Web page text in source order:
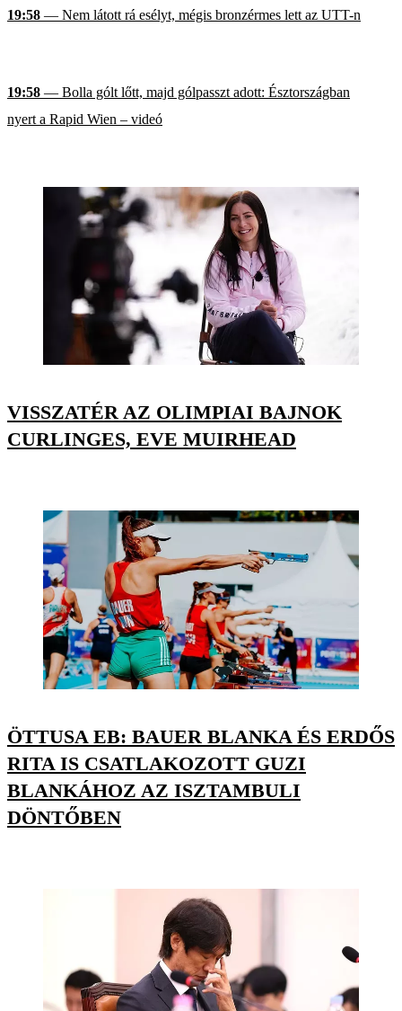
19:58 — Nem látott rá esélyt, mégis bronzérmes lett az UTT-n
19:58 — Bolla gólt lőtt, majd gólpasszt adott: Észtországban
nyert a Rapid Wien – videó
VISSZATÉR AZ OLIMPIAI BAJNOK
CURLINGES, EVE MUIRHEAD
ÖTTUSA EB: BAUER BLANKA ÉS ERDŐS
RITA IS CSATLAKOZOTT GUZI
BLANKÁHOZ AZ ISZTAMBULI
DÖNTŐBEN